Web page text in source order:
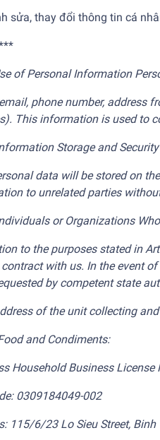
sửa, thay đổi thông tin cá
of Personal Information
phone number, address
This information is used to
Storage and Security
data will be stored on
to unrelated parties
or Organizations
to the purposes stated in
contract with us. In the event
by competent state
of the unit collecting
and Condiments:
Household Business License
0309184049-002
115/6/23 Lo Sieu Street,